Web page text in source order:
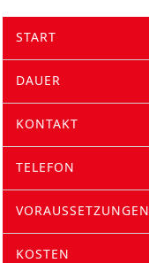
START
DAUER
KONTAKT
TELEFON
VORAUSSETZUNGEN
KOSTEN